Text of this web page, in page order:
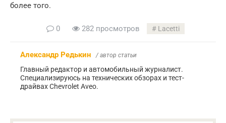
более того.
0 282 просмотров Lacetti
Александр Редькин / автор статьи
Главный редактор и автомобильный журналист.
Специализируюсь на технических обзорах и тест-
драйвах Chevrolet Aveo.